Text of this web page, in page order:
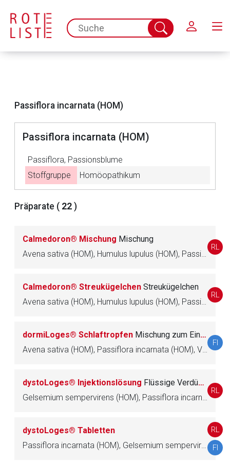
spc.search.input.placeholder
Suche
abschicken
Passiflora incarnata (HOM)
Passiflora incarnata (HOM)
Passiflora, Passionsblume
Stoffgruppe
Homöopathikum
Präparate ( 22 )
Calmedoron® Mischung Mischung
Avena sativa (HOM), Humulus lupulus (HOM), Passiflora incarnata (HOM), Valeriana officinalis (HOM), Coffea arabica (HOM)
RL
Calmedoron® Streukügelchen Streukügelchen
Avena sativa (HOM), Humulus lupulus (HOM), Passiflora incarnata (HOM), Valeriana officinalis (HOM), Coffea arabica (HOM)
RL
dormiLoges® Schlaftropfen Mischung zum Einnehmen
Avena sativa (HOM), Passiflora incarnata (HOM), Valeriana officinalis (HOM)
FI
dystoLoges® Injektionslösung Flüssige Verdünnung zur Injektion
Gelsemium sempervirens (HOM), Passiflora incarnata (HOM), Coffea arabica (HOM), Reserpinum (HOM), Chamomilla recutita (HOM), Valeriana officinalis (HOM)
RL
dystoLoges® Tabletten
Passiflora incarnata (HOM), Gelsemium sempervirens (HOM), Reserpinum (HOM), Coffea arabica (HOM), Veratrum album (HOM)
RL
FI
Aufruf einer externen Seite
Seite. Für die Inhalte der externen Web-Seite ist deren
Betreiber verantwortlich. Ebenso gelten dort ggf. andere
Datenschutzbestimmungen.
Zurück zur rote-liste.de Zur Seite